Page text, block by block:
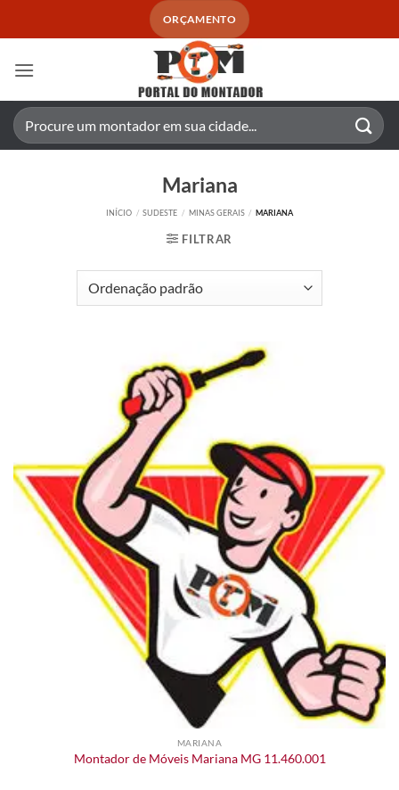
ORÇAMENTO
Pesquisar
por:
Mariana
INÍCIO / SUDESTE / MINAS GERAIS / MARIANA
FILTRAR
MARIANA
Montador de Móveis Mariana MG 11.460.001